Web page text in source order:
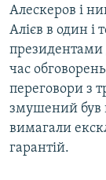
Алескеров і
Алієв в один і
президентами
час
переговори з
змушений був
вимагали
гарантій.